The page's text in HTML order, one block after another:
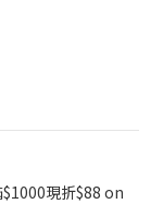
現折$88 on